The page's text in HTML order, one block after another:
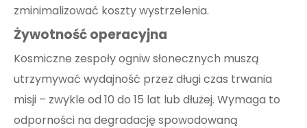
zminimalizować koszty wystrzelenia.
Żywotność operacyjna
Kosmiczne zespoły ogniw słonecznych muszą
utrzymywać wydajność przez długi czas trwania
misji – zwykle od 10 do 15 lat lub dłużej. Wymaga to
odporności na degradację spowodowaną